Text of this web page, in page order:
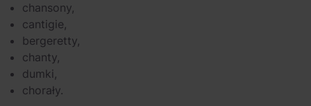
chansony,
cantigie,
bergeretty,
chanty,
dumki,
chorały.